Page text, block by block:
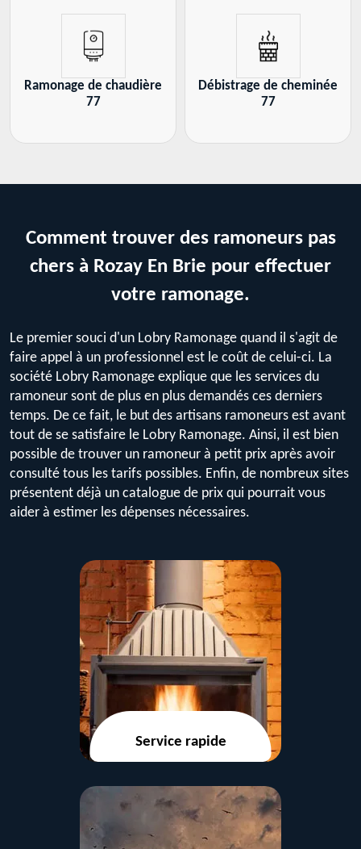
Ramonage de chaudière
77
Débistrage de cheminée
77
Comment trouver des ramoneurs pas
chers à Rozay En Brie pour effectuer
votre ramonage.
Le premier souci d'un Lobry Ramonage quand il s'agit de
faire appel à un professionnel est le coût de celui-ci. La
société Lobry Ramonage explique que les services du
ramoneur sont de plus en plus demandés ces derniers
temps. De ce fait, le but des artisans ramoneurs est avant
tout de se satisfaire le Lobry Ramonage. Ainsi, il est bien
possible de trouver un ramoneur à petit prix après avoir
consulté tous les tarifs possibles. Enfin, de nombreux sites
présentent déjà un catalogue de prix qui pourrait vous
aider à estimer les dépenses nécessaires.
Service rapide